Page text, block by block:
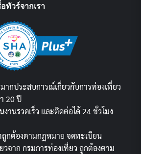
ทัวร์จากเรา
ากประสบการณ์เกี่ยวกับการท่องเที่ยว
20 ปี
านรวดเร็ว และติดต่อได้ 24 ชั่วโมง
กต้องตามกฏหมาย จดทะเบียน
จาก กรมการท่องเที่ยว ถูกต้องตาม